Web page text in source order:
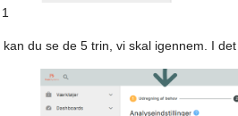
du se de 5 trin, vi skal igennem. I